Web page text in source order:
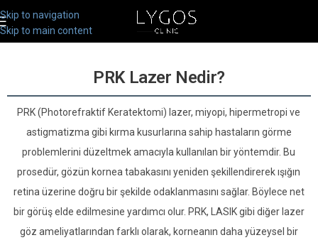
Skip to navigation
Skip to main content
PRK Lazer Nedir?
PRK (Photorefraktif Keratektomi) lazer, miyopi, hipermetropi ve
astigmatizma gibi kırma kusurlarına sahip hastaların görme
problemlerini düzeltmek amacıyla kullanılan bir yöntemdir. Bu
prosedür, gözün kornea tabakasını yeniden şekillendirerek ışığın
retina üzerine doğru bir şekilde odaklanmasını sağlar. Böylece net
bir görüş elde edilmesine yardımcı olur. PRK, LASIK gibi diğer lazer
göz ameliyatlarından farklı olarak, korneanın daha yüzeysel bir